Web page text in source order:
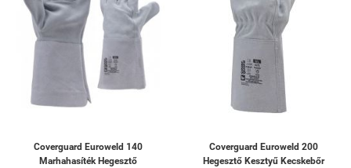
Coverguard Euroweld 140
Marhahasíték Hegesztő
Coverguard Euroweld 200
Hegesztő Kesztyű Kecskebőr